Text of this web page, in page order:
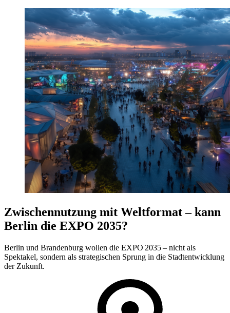
Zwischennutzung mit Weltformat – kann
Berlin die EXPO 2035?
Berlin und Brandenburg wollen die EXPO 2035 – nicht als
Spektakel, sondern als strategischen Sprung in die Stadtentwicklung
der Zukunft.